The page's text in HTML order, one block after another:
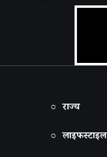
○ राज्य
○ लाइफस्टाइल